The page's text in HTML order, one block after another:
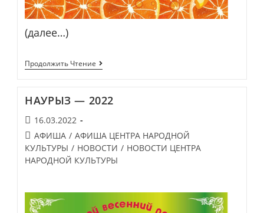
(далее…)
Продолжить Чтение «ВЕСЕЛЫЕ
ПЧЕЛКИ»
В
НАУРЫЗ — 2022
Запись
опубликована:
16.03.2022
Post
category:
АФИША / АФИША ЦЕНТРА НАРОДНОЙ
КУЛЬТУРЫ / НОВОСТИ / НОВОСТИ ЦЕНТРА
НАРОДНОЙ КУЛЬТУРЫ